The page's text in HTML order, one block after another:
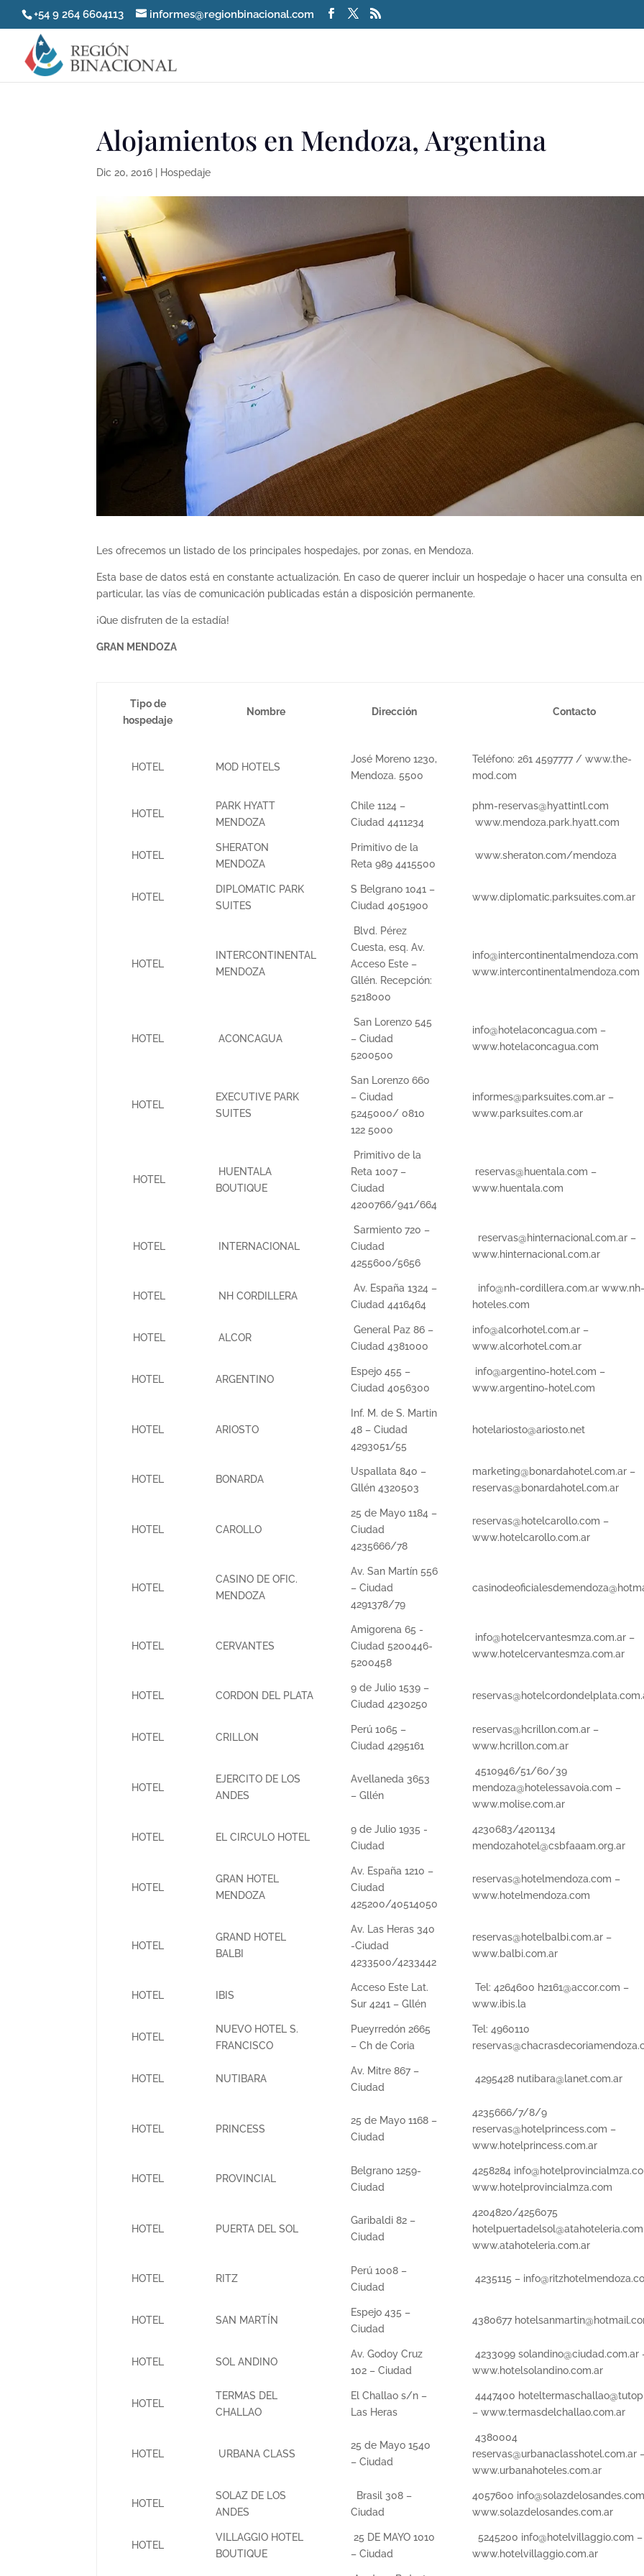
+54 9 264 6604113 informes@regionbinacional.com
Alojamientos en Mendoza, Argentina
Dic 20, 2016 Hospedaje
Les ofrecemos un listado de los principales hospedajes, por zonas, en Mendoza.
Esta base de datos está en constante actualización. En caso de querer incluir un hospedaje o hacer una consulta en
particular, las vías de comunicación publicadas están a disposición permanente.
¡Que disfruten de la estadía!
GRAN MENDOZA
Tipo de
hospedaje
Nombre Dirección Contacto
HOTEL MOD HOTELS
José Moreno 1230,
Mendoza. 5500
Teléfono: 261 4597777 / www.the-
mod.com
HOTEL
PARK HYATT
MENDOZA
Chile 1124 –
Ciudad 4411234
phm-reservas@hyattintl.com
www.mendoza.park.hyatt.com
HOTEL
SHERATON
MENDOZA
Primitivo de la
Reta 989 4415500
www.sheraton.com/mendoza
HOTEL
DIPLOMATIC PARK
SUITES
S Belgrano 1041 –
Ciudad 4051900
www.diplomatic.parksuites.com.ar
HOTEL
INTERCONTINENTAL
MENDOZA
Blvd. Pérez
Cuesta, esq. Av.
Acceso Este –
Gllén. Recepción:
5218000
info@intercontinentalmendoza.com
www.intercontinentalmendoza.com
HOTEL ACONCAGUA
San Lorenzo 545
– Ciudad
5200500
info@hotelaconcagua.com –
www.hotelaconcagua.com
HOTEL
EXECUTIVE PARK
SUITES
San Lorenzo 660
– Ciudad
5245000/ 0810
122 5000
informes@parksuites.com.ar –
www.parksuites.com.ar
HOTEL
HUENTALA
BOUTIQUE
Primitivo de la
Reta 1007 –
Ciudad
4200766/941/664
reservas@huentala.com –
www.huentala.com
HOTEL INTERNACIONAL
Sarmiento 720 –
Ciudad
4255600/5656
reservas@hinternacional.com.ar –
www.hinternacional.com.ar
HOTEL NH CORDILLERA
Av. España 1324 –
Ciudad 4416464
info@nh-cordillera.com.ar
hoteles.com
HOTEL ALCOR
General Paz 86 –
Ciudad 4381000
info@alcorhotel.com.ar –
www.alcorhotel.com.ar
HOTEL ARGENTINO
Espejo 455 –
Ciudad 4056300
info@argentino-hotel.com –
www.argentino-hotel.com
HOTEL ARIOSTO
Inf. M. de S. Martin
48 – Ciudad
4293051/55
hotelariosto@ariosto.net
HOTEL BONARDA
Uspallata 840 –
Gllén 4320503
marketing@bonardahotel.com.ar –
reservas@bonardahotel.com.ar
HOTEL CAROLLO
25 de Mayo 1184 –
Ciudad
4235666/78
reservas@hotelcarollo.com –
www.hotelcarollo.com.ar
HOTEL
CASINO DE OFIC.
MENDOZA
Av. San Martín 556
– Ciudad
4291378/79
HOTEL CERVANTES
Amigorena 65 -
Ciudad 5200446-
5200458
info@hotelcervantesmza.com.ar –
www.hotelcervantesmza.com.ar
HOTEL CORDON DEL PLATA
9 de Julio 1539 –
Ciudad 4230250
HOTEL CRILLON
Perú 1065 –
Ciudad 4295161
reservas@hcrillon.com.ar –
www.hcrillon.com.ar
HOTEL
EJERCITO DE LOS
ANDES
Avellaneda 3653
– Gllén
4510946/51/60/39
mendoza@hotelessavoia.com –
www.molise.com.ar
HOTEL EL CIRCULO HOTEL
9 de Julio 1935 -
Ciudad
4230683/4201134
mendozahotel@csbfaaam.org.ar
HOTEL
GRAN HOTEL
MENDOZA
Av. España 1210 –
Ciudad
425200/40514050
reservas@hotelmendoza.com –
www.hotelmendoza.com
HOTEL
GRAND HOTEL
BALBI
Av. Las Heras 340
-Ciudad
4233500/4233442
reservas@hotelbalbi.com.ar –
www.balbi.com.ar
HOTEL IBIS
Acceso Este Lat.
Sur 4241 – Gllén
Tel: 4264600 h2161@accor.com –
www.ibis.la
HOTEL
NUEVO HOTEL S.
FRANCISCO
Pueyrredón 2665
– Ch de Coria
Tel: 4960110
HOTEL NUTIBARA
Av. Mitre 867 –
Ciudad
4295428 nutibara@lanet.com.ar
HOTEL PRINCESS
25 de Mayo 1168 –
Ciudad
4235666/7/8/9
reservas@hotelprincess.com –
www.hotelprincess.com.ar
HOTEL PROVINCIAL
Belgrano 1259-
Ciudad
4258284
www.hotelprovincialmza.com
HOTEL PUERTA DEL SOL
Garibaldi 82 –
Ciudad
4204820/4256075
www.atahoteleria.com.ar
HOTEL RITZ
Perú 1008 –
Ciudad
4235115 –
HOTEL SAN MARTÍN
Espejo 435 –
Ciudad
4380677
HOTEL SOL ANDINO
Av. Godoy Cruz
102 – Ciudad
4233099 solandino@ciudad.com.ar
www.hotelsolandino.com.ar
HOTEL
TERMAS DEL
CHALLAO
El Challao s/n –
Las Heras
4447400
– www.termasdelchallao.com.ar
HOTEL URBANA CLASS
25 de Mayo 1540
– Ciudad
4380004
reservas@urbanaclasshotel.com.ar
www.urbanahoteles.com.ar
HOTEL
SOLAZ DE LOS
ANDES
Brasil 308 –
Ciudad
4057600
www.solazdelosandes.com.ar
HOTEL
VILLAGGIO HOTEL
BOUTIQUE
25 DE MAYO 1010
– Ciudad
5245200 info@hotelvillaggio.com –
www.hotelvillaggio.com.ar